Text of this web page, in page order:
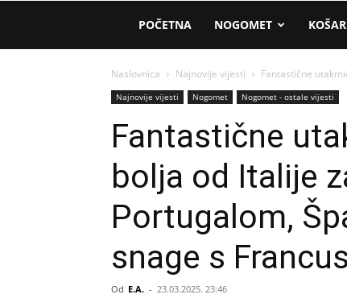
AM
Sport
POČETNA NOGOMET
Naslovnica Najnovije vijesti Fantastične
Najnovije vijesti Nogomet Nogomet - ostale vijesti
Fantastične
bolja od Italije
Portugalom,
snage s
Od E.A. - 23.03.2025. 23:46